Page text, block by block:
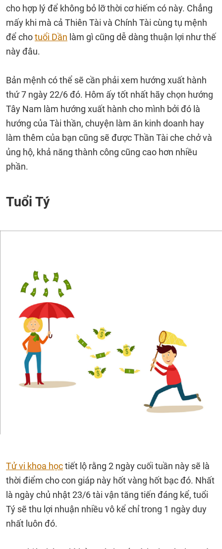
cho hợp lý để không bỏ lỡ thời cơ hiếm có này. Chẳng
mấy khi mà cả Thiên Tài và Chính Tài cùng tụ mệnh
để chotuổi Dần làm gì cũng dễ dàng thuận lợi như thế
này đâu.
Bản mệnh có thể sẽ cần phải xem hướng xuất hành
thứ 7 ngày 22/6 đó. Hôm ấy tốt nhất hãy chọn hướng
Tây Nam làm hướng xuất hành cho mình bởi đó là
hướng của Tài thần, chuyện làm ăn kinh doanh hay
làm thêm của bạn cũng sẽ được Thần Tài che chở và
ủng hộ, khả năng thành công cũng cao hơn nhiều
phần.
Tuổi Tý
Tử vi khoa họctiết lộ rằng 2 ngày cuối tuần này sẽ là
thời điểm cho con giáp này hốt vàng hốt bạc đó. Nhất
là ngày chủ nhật 23/6 tài vận tăng tiến đáng kể, tuổi
Tý sẽ thu lợi nhuận nhiều vô kể chỉ trong 1 ngày duy
nhất luôn đó.